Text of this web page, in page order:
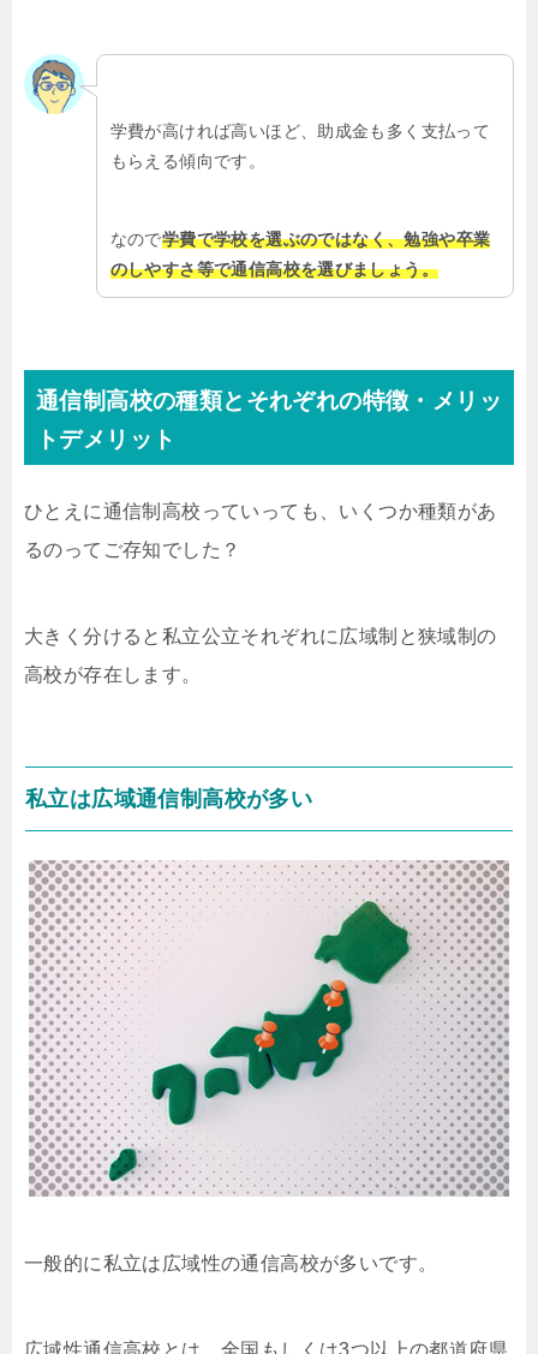
学費が高ければ高いほど、助成金も多く支払って
もらえる傾向です。
なので学費で学校を選ぶのではなく、勉強や卒業
のしやすさ等で通信高校を選びましょう。
通信制高校の種類とそれぞれの特徴・メリッ
トデメリット
ひとえに通信制高校っていっても、いくつか種類があ
るのってご存知でした？
大きく分けると私立公立それぞれに広域制と狭域制の
高校が存在します。
私立は広域通信制高校が多い
一般的に私立は広域性の通信高校が多いです。